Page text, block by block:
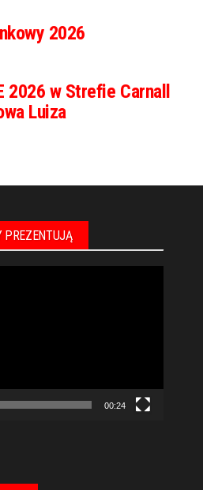
2026
2026 w Strefie Carnall
Luiza
PREZENTUJĄ
00:24